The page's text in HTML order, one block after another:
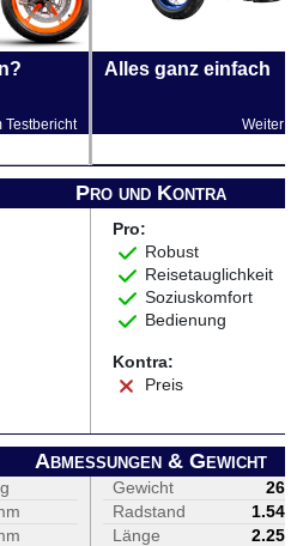
Testbericht
Alles ganz einfach
Weiter
Pro und Kontra
Pro:
Robust
Reisetauglichkeit
Soziuskomfort
Bedienung
Kontra:
Preis
Abmessungen & Gewicht
Gewicht
267
Radstand
1.540
Länge
2.255